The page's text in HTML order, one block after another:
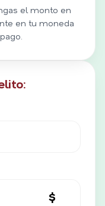
el monto en
en tu moneda
$